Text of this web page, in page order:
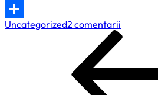
Email
Partajează
Uncategorized2 comentarii
Don’t
Drive